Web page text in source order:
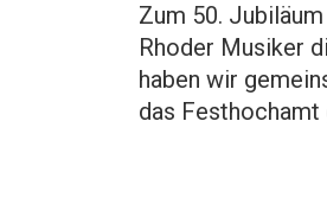
Zum 50.
Rhoder Musiker
haben wir
das